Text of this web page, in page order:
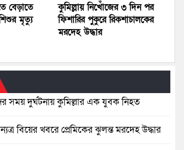
বেড়াতে
মৃত্যু
কুমিল্লায় নিখোঁজের ৩ দিন পর
ফিশারির পুকুরে রিকশাচালকের
মরদেহ উদ্ধার
সময় দুর্ঘটনায় কুমিল্লার এক যুবক নিহত
বিয়ের খবরে প্রেমিকের ঝুলন্ত মরদেহ উদ্ধার